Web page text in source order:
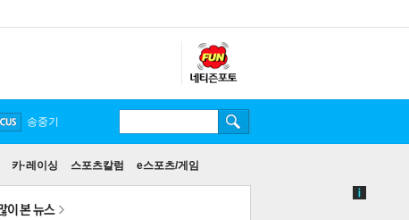
카·레이싱 스포츠칼럼 e스포츠/게임
송중기